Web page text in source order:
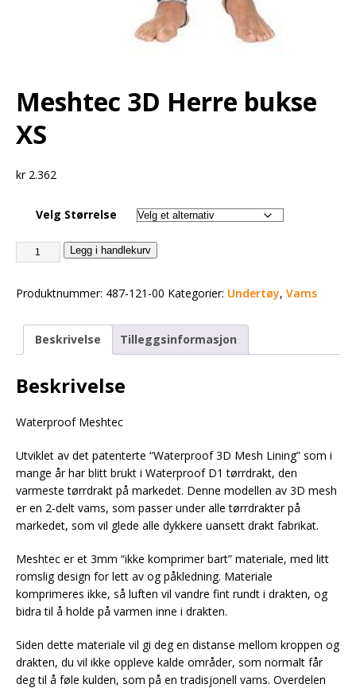
Meshtec 3D Herre bukse
XS
kr2.362
Velg Størrelse
Legg i handlekurv
Produktnummer: 487-121-00 Kategorier: Undertøy, Vams
Beskrivelse Tilleggsinformasjon
Beskrivelse
Waterproof Meshtec
Utviklet av det patenterte “Waterproof 3D Mesh Lining” som i
mange år har blitt brukt i Waterproof D1 tørrdrakt, den
varmeste tørrdrakt på markedet. Denne modellen av 3D mesh
er en 2-delt vams, som passer under alle tørrdrakter på
markedet, som vil glede alle dykkere uansett drakt fabrikat.
Meshtec er et 3mm “ikke komprimer bart” materiale, med litt
romslig design for lett av og påkledning. Materiale
komprimeres ikke, så luften vil vandre fint rundt i drakten, og
bidra til å holde på varmen inne i drakten.
Siden dette materiale vil gi deg en distanse mellom kroppen og
drakten, du vil ikke oppleve kalde områder, som normalt får
deg til å føle kulden, som på en tradisjonell vams. Overdelen